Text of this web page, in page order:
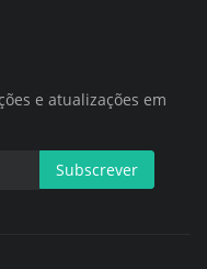
e atualizações em
Subscrever